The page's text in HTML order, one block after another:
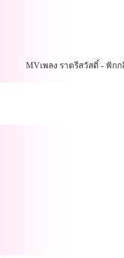
MVเพลง ราตรีสวัสดิ์ - ฟักก